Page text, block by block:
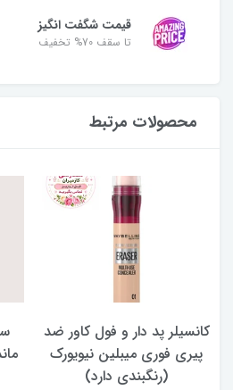
قیمت شگفت انگیز
تا سقف 70% تخفیف
محصولات مرتبط
کانسیلر پد دار و فول کاور ضد
پیری فوری میبلین نیویورک
(رنگبندی دارد)